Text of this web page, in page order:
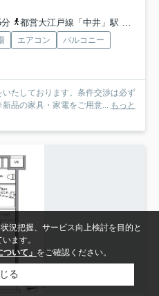
都営大江戸線「中井」駅 徒歩7分
エアコン
バルコニー
たしております。条件交渉は必ず
品の家具・家電をご用意... もっと
況把握、サービス向上検討を目的と
ます。
いて」 をご確認ください。
る